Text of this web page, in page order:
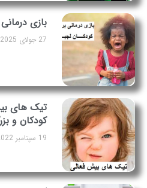
بازی
27 جولای 2025
تیک های
کودکان و
19 سپتامبر 2022